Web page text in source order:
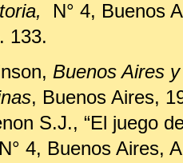
N° 4, Buenos
133.
Buenos Aires
, Buenos Aires,
S.J., “El juego
N° 4, Buenos Aires,